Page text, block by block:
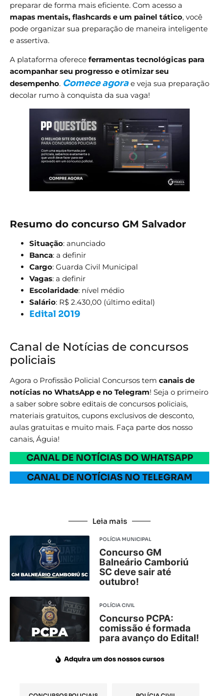
preparar de forma mais eficiente. Com acesso a
mapas mentais, flashcards e um painel tático, você
pode organizar sua preparação de maneira inteligente
e assertiva.
A plataforma oferece ferramentas tecnológicas para
acompanhar seu progresso e otimizar seu
desempenho. Comece agorae veja sua preparação
decolar rumo à conquista da sua vaga!
Resumo do concurso GM Salvador
Situação: anunciado
Banca: a definir
Cargo: Guarda Civil Municipal
Vagas: a definir
Escolaridade: nível médio
Salário: R$ 2.430,00 (último edital)
Edital 2019
Canal de Notícias de concursos
policiais
Agora o Profissão Policial Concursos tem canais de
notícias no WhatsApp e no Telegram! Seja o primeiro
a saber sobre sobre editais de concursos policiais,
materiais gratuitos, cupons exclusivos de desconto,
aulas gratuitas e muito mais. Faça parte dos nosso
canais, Águia!
CANAL DE NOTÍCIAS DO WHATSAPP
CANAL DE NOTÍCIAS NO TELEGRAM
Leia mais
POLÍCIA MUNICIPAL
Concurso GM
Balneário Camboriú
SC deve sair até
outubro!
POLÍCIA CIVIL
Concurso PCPA:
comissão é formada
para avanço do Edital!
Adquira um dos nossos cursos